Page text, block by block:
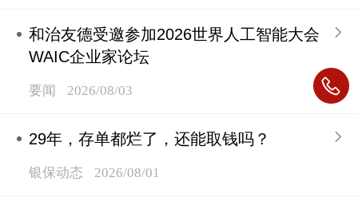
和治友德受邀参加2026世界人工智能大会
WAIC企业家论坛
要闻 2026/08/03
29年，存单都烂了，还能取钱吗？
银保动态 2026/08/01